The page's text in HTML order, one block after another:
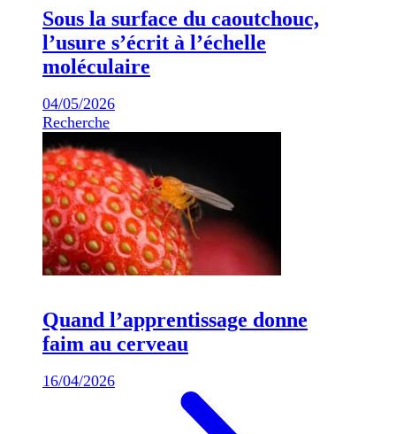
Sous la surface du caoutchouc,
l’usure s’écrit à l’échelle
moléculaire
04/05/2026
Recherche
Quand l’apprentissage donne
faim au cerveau
16/04/2026